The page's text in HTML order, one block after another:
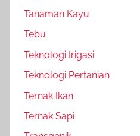
Tanaman Kayu
Tebu
Teknologi Irigasi
Teknologi Pertanian
Ternak Ikan
Ternak Sapi